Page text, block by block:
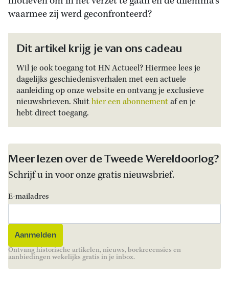
waarmee zij werd geconfronteerd?
Dit artikel krijg je van ons cadeau
Wil je ook toegang tot HN Actueel? Hiermee lees je
dagelijks geschiedenisverhalen met een actuele
aanleiding op onze website en ontvang je exclusieve
nieuwsbrieven. Sluithier een abonnementaf en je
hebt direct toegang.
Meer lezen over de Tweede Wereldoorlog?
Schrijf u in voor onze gratis nieuwsbrief.
E-mailadres
Ontvang historische artikelen, nieuws, boekrecensies en
aanbiedingen wekelijks gratis in je inbox.